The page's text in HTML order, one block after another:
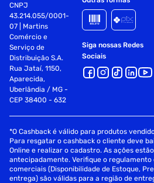
CNPJ
43.214.055/0001-
07 | Martins
Comércio e
Serviço de
Distribuição S.A.
Rua Jataí, 1150,
Aparecida,
Uberlândia / MG -
CEP 38400 - 632
Siga nossas Redes
Sociais
*O Cashback é válido para produtos
Para resgatar o cashback o cliente deve
Online e realizar o cadastro. As ações
antecipadamente. Verifique o regulamento
comerciais (Disponibilidade de Estoque,
entrega) são válidas para a região de